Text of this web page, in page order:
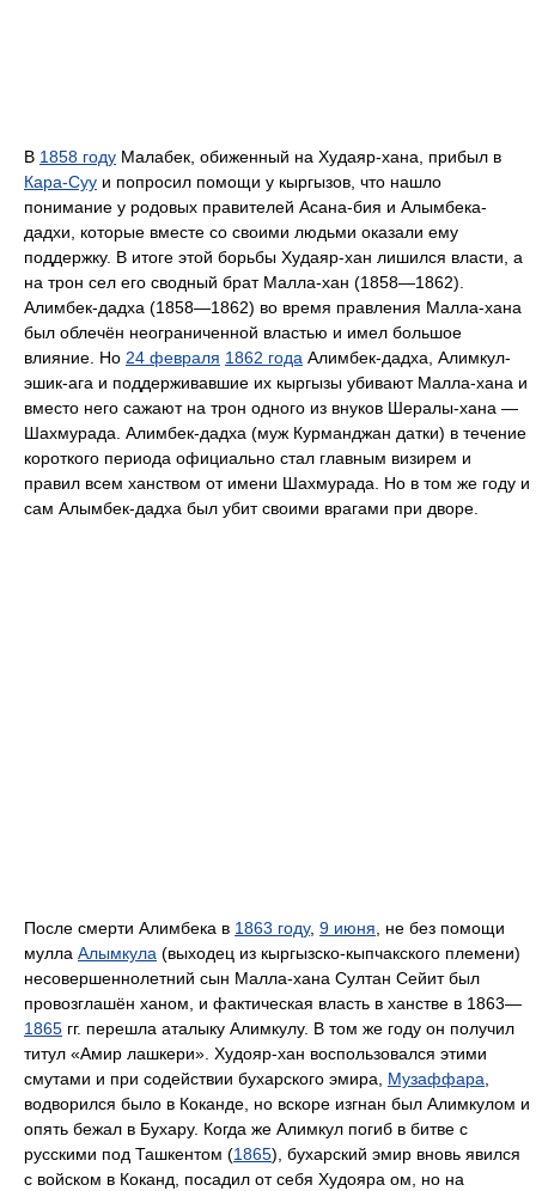
В 1858 году Малабек, обиженный на Худаяр-хана, прибыл в
Кара-Суу и попросил помощи у кыргызов, что нашло
понимание у родовых правителей Асана-бия и Алымбека-
дадхи, которые вместе со своими людьми оказали ему
поддержку. В итоге этой борьбы Худаяр-хан лишился власти, а
на трон сел его сводный брат Малла-хан (1858—1862).
Алимбек-дадха (1858—1862) во время правления Малла-хана
был облечён неограниченной властью и имел большое
влияние. Но 24 февраля 1862 года Алимбек-дадха, Алимкул-
эшик-ага и поддерживавшие их кыргызы убивают Малла-хана и
вместо него сажают на трон одного из внуков Шералы-хана —
Шахмурада. Алимбек-дадха (муж Курманджан датки) в течение
короткого периода официально стал главным визирем и
правил всем ханством от имени Шахмурада. Но в том же году и
сам Алымбек-дадха был убит своими врагами при дворе.
После смерти Алимбека в 1863 году, 9 июня, не без помощи
мулла Алымкула (выходец из кыргызско-кыпчакского племени)
несовершеннолетний сын Малла-хана Султан Сейит был
провозглашён ханом, и фактическая власть в ханстве в 1863—
1865 гг. перешла аталыку Алимкулу. В том же году он получил
титул «Амир лашкери». Худояр-хан воспользовался этими
смутами и при содействии бухарского эмира, Музаффарa,
водворился было в Коканде, но вскоре изгнан был Алимкулом и
опять бежал в Бухару. Когда же Алимкул погиб в битве с
русскими под Ташкентом (1865), бухарский эмир вновь явился
с войском в Коканд, посадил от себя Худояра ом, но на